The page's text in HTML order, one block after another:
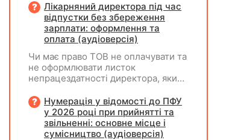
Лікарняний директора під час
відпустки без збереження
зарплати: оформлення та
оплата (аудіоверсія)
Чи має право ТОВ не оплачувати та
не оформлювати листок
непрацездатності директора, який
збереження заробітної плати під
час призупинення діяльності
підприємства?
Нумерація у відомості до ПФУ
у 2026 році при прийнятті та
звільненні: основне місце і
сумісництво (аудіоверсія)